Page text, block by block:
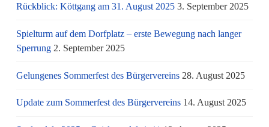
Rückblick: Köttgang am 31. August 2025 3. September 2025
Spielturm auf dem Dorfplatz – erste Bewegung nach langer
Sperrung 2. September 2025
Gelungenes Sommerfest des Bürgervereins 28. August 2025
Update zum Sommerfest des Bürgervereins 14. August 2025